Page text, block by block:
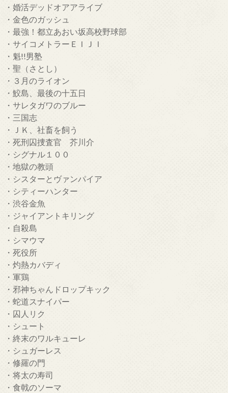
・婚活デッドオアアライブ
・金色のガッシュ
・最強！都立あおい坂高校野球部
・サイコメトラーＥＩＪＩ
・魁!!男塾
・聖（さとし）
・３月のライオン
・鮫島、最後の十五日
・サレタガワのブルー
・三国志
・ＪＫ、社畜を飼う
・死刑囚捜査官 芥川介
・シグナル１００
・地獄の教頭
・シスターとヴァンパイア
・シティーハンター
・渋谷金魚
・ジャイアントキリング
・自殺島
・シマウマ
・死役所
・灼熱カバディ
・軍鶏
・邪神ちゃんドロップキック
・蛇道スナイパー
・囚人リク
・シュート
・終末のワルキューレ
・シュガーレス
・修羅の門
・将太の寿司
・食戟のソーマ